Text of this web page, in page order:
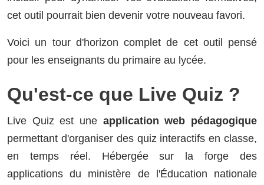
cet outil pourrait bien devenir votre nouveau favori.
Voici un tour d'horizon complet de cet outil pensé
pour les enseignants du primaire au lycée.
Qu'est-ce que Live Quiz ?
Live Quiz est une application web pédagogique
permettant d'organiser des quiz interactifs en classe,
en temps réel. Hébergée sur la forge des
applications du ministère de l'Éducation nationale